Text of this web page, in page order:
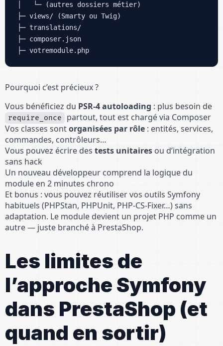
│   └─ (autres dossiers métier)
├─ views/ (Smarty ou Twig)
├─ translations/
├─ composer.json
Pourquoi c’est précieux ?
Vous bénéficiez du PSR-4 autoloading : plus besoin de
require_once
partout, tout est chargé via Composer
Vos classes sontorganisées par rôle : entités, services,
commandes, contrôleurs…
Vous pouvez écrire des tests unitaires ou d’intégration
sans hack
Un nouveau développeur comprend la logique du
module en 2 minutes chrono
Et bonus : vous pouvez réutiliser vos outils Symfony
habituels (PHPStan, PHPUnit, PHP-CS-Fixer…) sans
adaptation. Le module devient un projet PHP comme un
autre — juste branché à PrestaShop.
Les limites de
l’approche Symfony
dans PrestaShop (et
quand en sortir)